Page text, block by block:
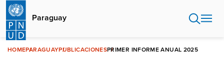
Pasar
contenido
principal
Paraguay
HOMEPARAGUAYPUBLICACIONESPRIMER INFORME ANUAL 2025